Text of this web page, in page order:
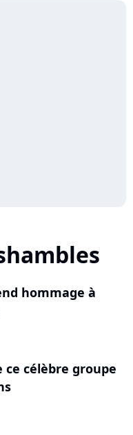
hommage à
célèbre groupe